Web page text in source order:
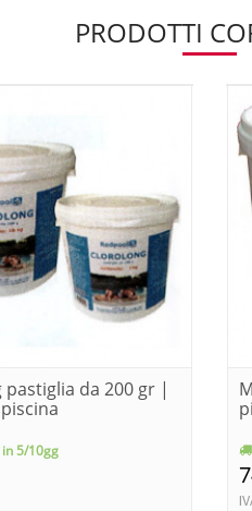
PRODOTTI
pastiglia da 200 gr |
5/10gg